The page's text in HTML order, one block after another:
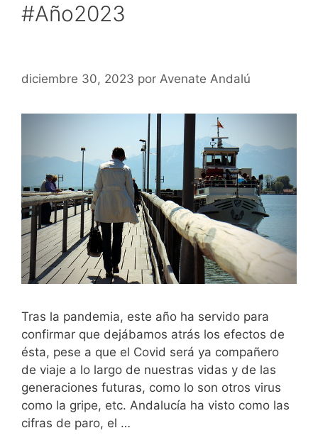
#Año2023
diciembre 30, 2023 por Avenate Andalú
Tras la pandemia, este año ha servido para
confirmar que dejábamos atrás los efectos de
ésta, pese a que el Covid será ya compañero
de viaje a lo largo de nuestras vidas y de las
generaciones futuras, como lo son otros virus
como la gripe, etc. Andalucía ha visto como las
cifras de paro, el …